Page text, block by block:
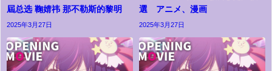
屆总选 鞠婧祎 那不勒斯的黎明
2025年3月27日
選 アニメ、漫画
2025年3月27日